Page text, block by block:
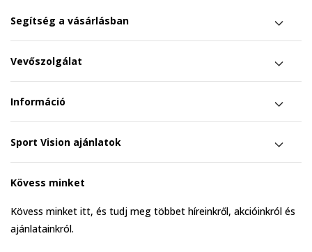
Segítség a vásárlásban
Vevőszolgálat
Információ
Sport Vision ajánlatok
Kövess minket
Kövess minket itt, és tudj meg többet híreinkről, akcióinkról és
ajánlatainkról.